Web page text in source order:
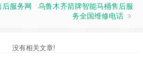
服务网
乌鲁木齐‌箭牌智能马桶售后服
务全国维修电话
没有相关文章!